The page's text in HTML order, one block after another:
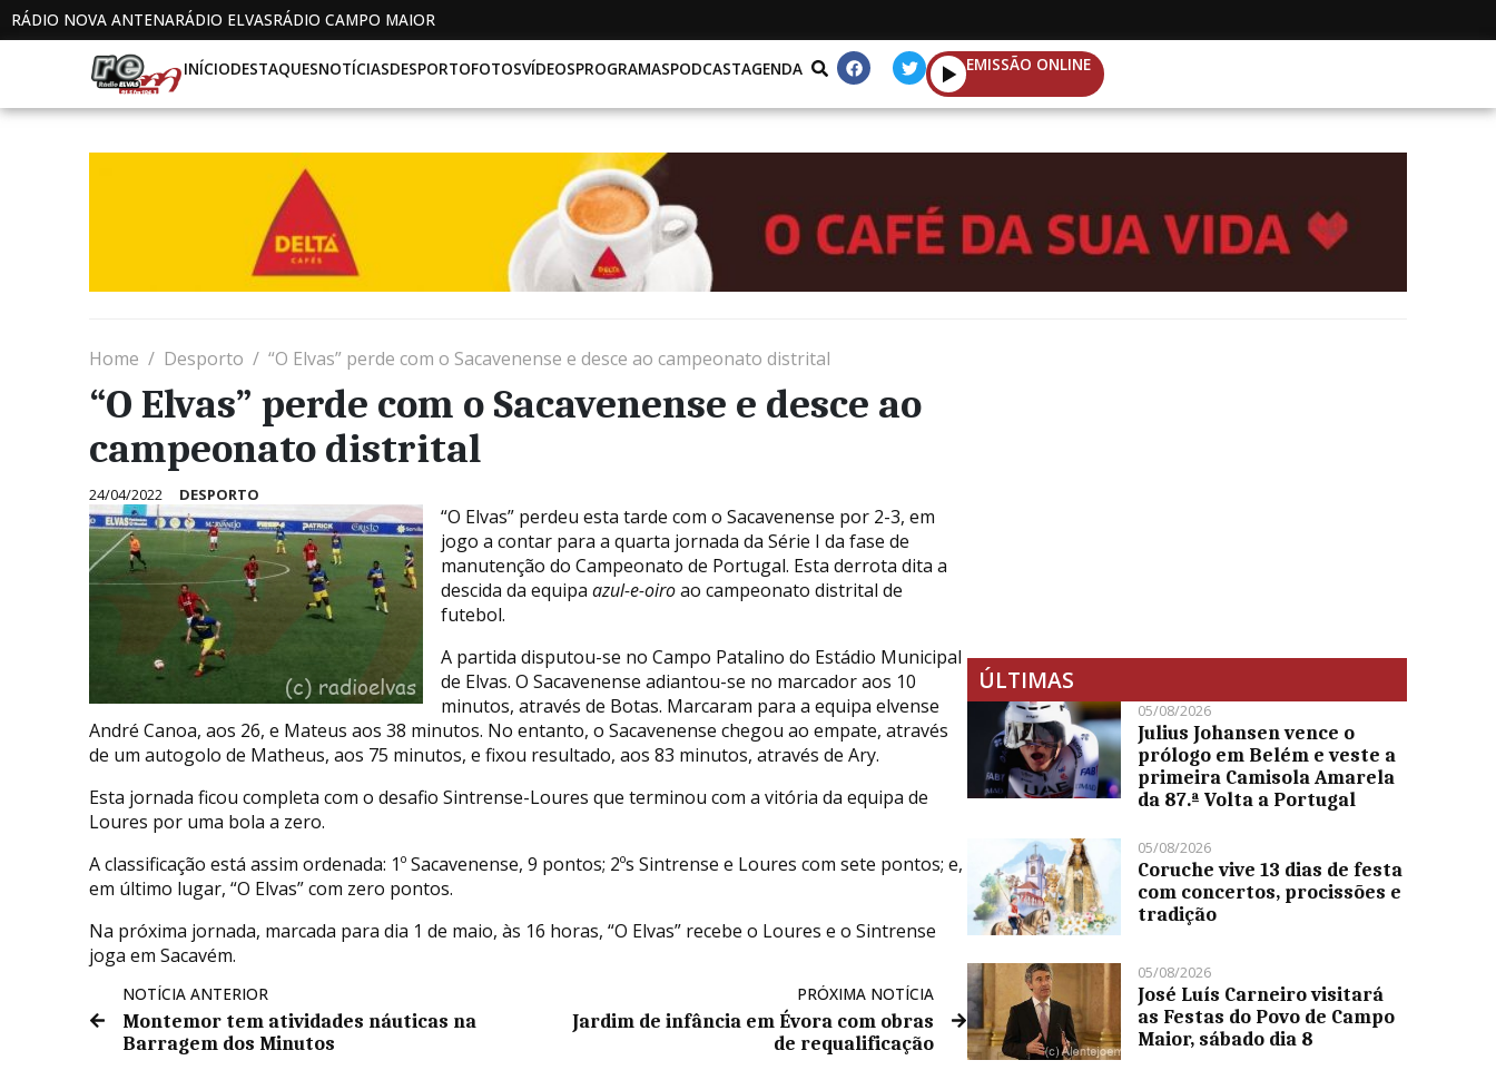
RÁDIO NOVA ANTENARÁDIO ELVASRÁDIO CAMPO MAIOR
INÍCIODESTAQUESNOTÍCIASDESPORTOFOTOSVÍDEOSPROGRAMASPODCASTAGENDA EMISSÃO ONLINE
Home Desporto “O Elvas” perde com o Sacavenense e desce ao campeonato distrital
“O Elvas” perde com o Sacavenense e desce ao
campeonato distrital
24/04/2022 DESPORTO
“O Elvas” perdeu esta tarde com o Sacavenense por 2-3, em
jogo a contar para a quarta jornada da Série I da fase de
manutenção do Campeonato de Portugal. Esta derrota dita a
descida da equipa azul-e-oiroao campeonato distrital de
futebol.
A partida disputou-se no Campo Patalino do Estádio Municipal
de Elvas. O Sacavenense adiantou-se no marcador aos 10
minutos, através de Botas. Marcaram para a equipa elvense
André Canoa, aos 26, e Mateus aos 38 minutos. No entanto, o Sacavenense chegou ao empate, através
de um autogolo de Matheus, aos 75 minutos, e fixou resultado, aos 83 minutos, através de Ary.
Esta jornada ficou completa com o desafio Sintrense-Loures que terminou com a vitória da equipa de
Loures por uma bola a zero.
A classificação está assim ordenada: 1º Sacavenense, 9 pontos; 2ºs Sintrense e Loures com sete pontos; e,
em último lugar, “O Elvas” com zero pontos.
Na próxima jornada, marcada para dia 1 de maio, às 16 horas, “O Elvas” recebe o Loures e o Sintrense
joga em Sacavém.
NOTÍCIA ANTERIOR
Montemor tem atividades náuticas na
Barragem dos Minutos
PRÓXIMA NOTÍCIA
Jardim de infância em Évora com obras
de requalificação
ÚLTIMAS
05/08/2026
Julius Johansen vence o
prólogo em Belém e veste a
primeira Camisola Amarela
da 87.ª Volta a Portugal
05/08/2026
Coruche vive 13 dias de festa
com concertos, procissões e
tradição
05/08/2026
José Luís Carneiro visitará
as Festas do Povo de Campo
Maior, sábado dia 8